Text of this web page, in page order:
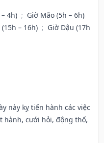
4h) ; Giờ Mão (5h – 6h)
– 16h) ; Giờ Dậu (17h
này kỵ tiến hành các việc
hành, cưới hỏi, động thổ,